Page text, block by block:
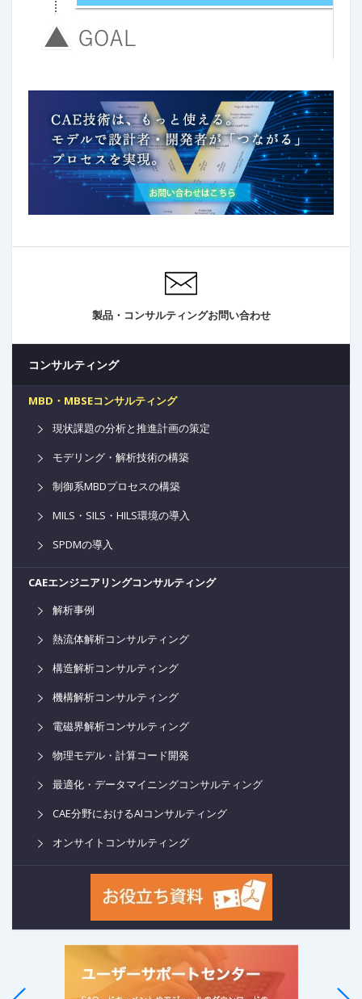
製品・コンサルティングお問い合わせ
コンサルティング
MBD・MBSEコンサルティング
現状課題の分析と推進計画の策定
モデリング・解析技術の構築
制御系MBDプロセスの構築
MILS・SILS・HILS環境の導入
SPDMの導入
CAEエンジニアリングコンサルティング
解析事例
熱流体解析コンサルティング
構造解析コンサルティング
機構解析コンサルティング
電磁界解析コンサルティング
物理モデル・計算コード開発
最適化・データマイニングコンサルティング
CAE分野におけるAIコンサルティング
オンサイトコンサルティング